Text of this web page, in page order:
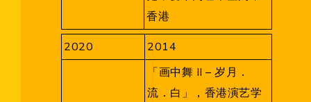
香港
2020
2014
「画中舞 II – 岁月．
流．白」，香港演艺学